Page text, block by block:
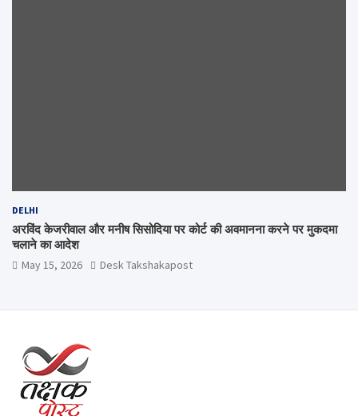
DELHI
अरविंद केजरीवाल और मनीष सिसोदिया पर कोर्ट की अवमानना करने पर मुकदमा
चलाने का आदेश
May 15, 2026 Desk Takshakapost